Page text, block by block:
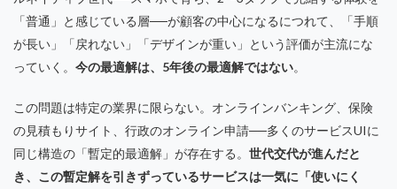
「普通」と感じている層──が顧客の中心になるにつれて、「手順
が長い」「戻れない」「デザインが重い」という評価が主流にな
っていく。 今の最適解は、5年後の最適解ではない。
この問題は特定の業界に限らない。オンラインバンキング、保険
の見積もりサイト、行政のオンライン申請──多くのサービスUIに
同じ構造の「暫定的最適解」が存在する。 世代交代が進んだと
き、この暫定解を引きずっているサービスは一気に「使いにく